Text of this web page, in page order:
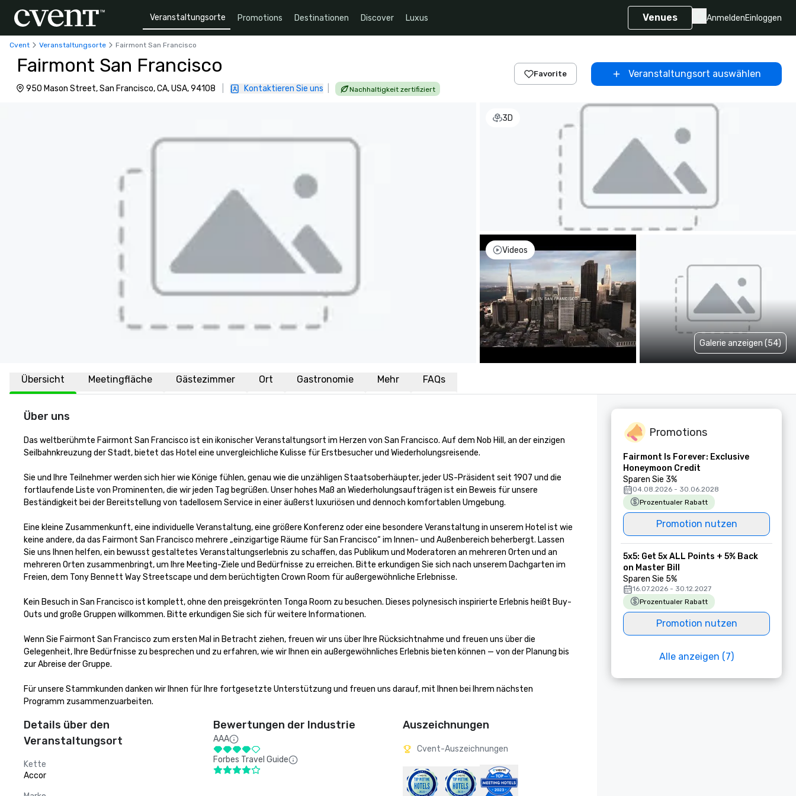
Veranstaltungsorte Promotions Destinationen Discover Luxus Venues AnmeldenEinloggen
Cvent Veranstaltungsorte Fairmont San Francisco
Fairmont San Francisco
950 Mason Street, San Francisco, CA, USA, 94108 Kontaktieren Sie uns Nachhaltigkeit zertifiziert
Favorite Veranstaltungsort auswählen
3D
Videos
Galerie anzeigen (54)
Übersicht Meetingfläche Gästezimmer Ort Gastronomie Mehr FAQs
Über uns
Das weltberühmte Fairmont San Francisco ist ein ikonischer Veranstaltungsort im Herzen von San Francisco. Auf dem Nob Hill, an der einzigen
Seilbahnkreuzung der Stadt, bietet das Hotel eine unvergleichliche Kulisse für Erstbesucher und Wiederholungsreisende.
Sie und Ihre Teilnehmer werden sich hier wie Könige fühlen, genau wie die unzähligen Staatsoberhäupter, jeder US-Präsident seit 1907 und die
fortlaufende Liste von Prominenten, die wir jeden Tag begrüßen. Unser hohes Maß an Wiederholungsaufträgen ist ein Beweis für unsere
Beständigkeit bei der Bereitstellung von tadellosem Service in einer äußerst luxuriösen und dennoch komfortablen Umgebung.
Eine kleine Zusammenkunft, eine individuelle Veranstaltung, eine größere Konferenz oder eine besondere Veranstaltung in unserem Hotel ist wie
keine andere, da das Fairmont San Francisco mehrere „einzigartige Räume für San Francisco“ im Innen- und Außenbereich beherbergt. Lassen
Sie uns Ihnen helfen, ein bewusst gestaltetes Veranstaltungserlebnis zu schaffen, das Publikum und Moderatoren an mehreren Orten und an
mehreren Orten zusammenbringt, um Ihre Meeting-Ziele und Bedürfnisse zu erreichen. Bitte erkundigen Sie sich nach unserem Dachgarten im
Freien, dem Tony Bennett Way Streetscape und dem berüchtigten Crown Room für außergewöhnliche Erlebnisse.
Kein Besuch in San Francisco ist komplett, ohne den preisgekrönten Tonga Room zu besuchen. Dieses polynesisch inspirierte Erlebnis heißt Buy-
Outs und große Gruppen willkommen. Bitte erkundigen Sie sich für weitere Informationen.
Wenn Sie Fairmont San Francisco zum ersten Mal in Betracht ziehen, freuen wir uns über Ihre Rücksichtnahme und freuen uns über die
Gelegenheit, Ihre Bedürfnisse zu besprechen und zu erfahren, wie wir Ihnen ein außergewöhnliches Erlebnis bieten können — von der Planung bis
zur Abreise der Gruppe.
Für unsere Stammkunden danken wir Ihnen für Ihre fortgesetzte Unterstützung und freuen uns darauf, mit Ihnen bei Ihrem nächsten
Programm zusammenzuarbeiten.
Details über den
Veranstaltungsort
Kette
Accor
Bewertungen der Industrie
AAA
Forbes Travel Guide
Auszeichnungen
Cvent-Auszeichnungen
Promotions
Fairmont Is Forever: Exclusive
Honeymoon Credit
Sparen Sie 3%
04.08.2026 - 30.06.2028
Prozentualer Rabatt
Promotion nutzen
5x5: Get 5x ALL Points + 5% Back
on Master Bill
Sparen Sie 5%
16.07.2026 - 30.12.2027
Prozentualer Rabatt
Promotion nutzen
Alle anzeigen (7)